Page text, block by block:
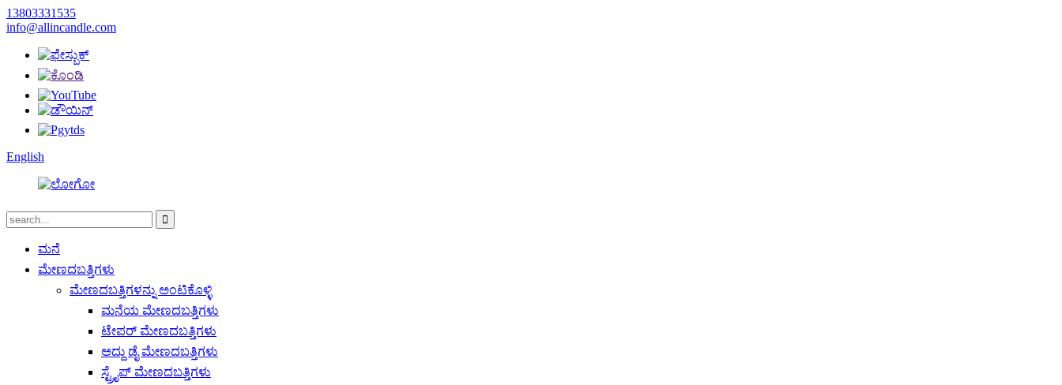
13803331535
info@allincandle.com
English
ಮನೆ
ಮೇಣದಬತ್ತಿಗಳು
ಮೇಣದಬತ್ತಿಗಳನ್ನು ಅಂಟಿಕೊಳ್ಳಿ
ಮನೆಯ ಮೇಣದಬತ್ತಿಗಳು
ಟೇಪರ್ ಮೇಣದಬತ್ತಿಗಳು
ಅದ್ದು ಡೈ ಮೇಣದಬತ್ತಿಗಳು
ಸ್ಟ್ರೈಪ್ ಮೇಣದಬತ್ತಿಗಳು